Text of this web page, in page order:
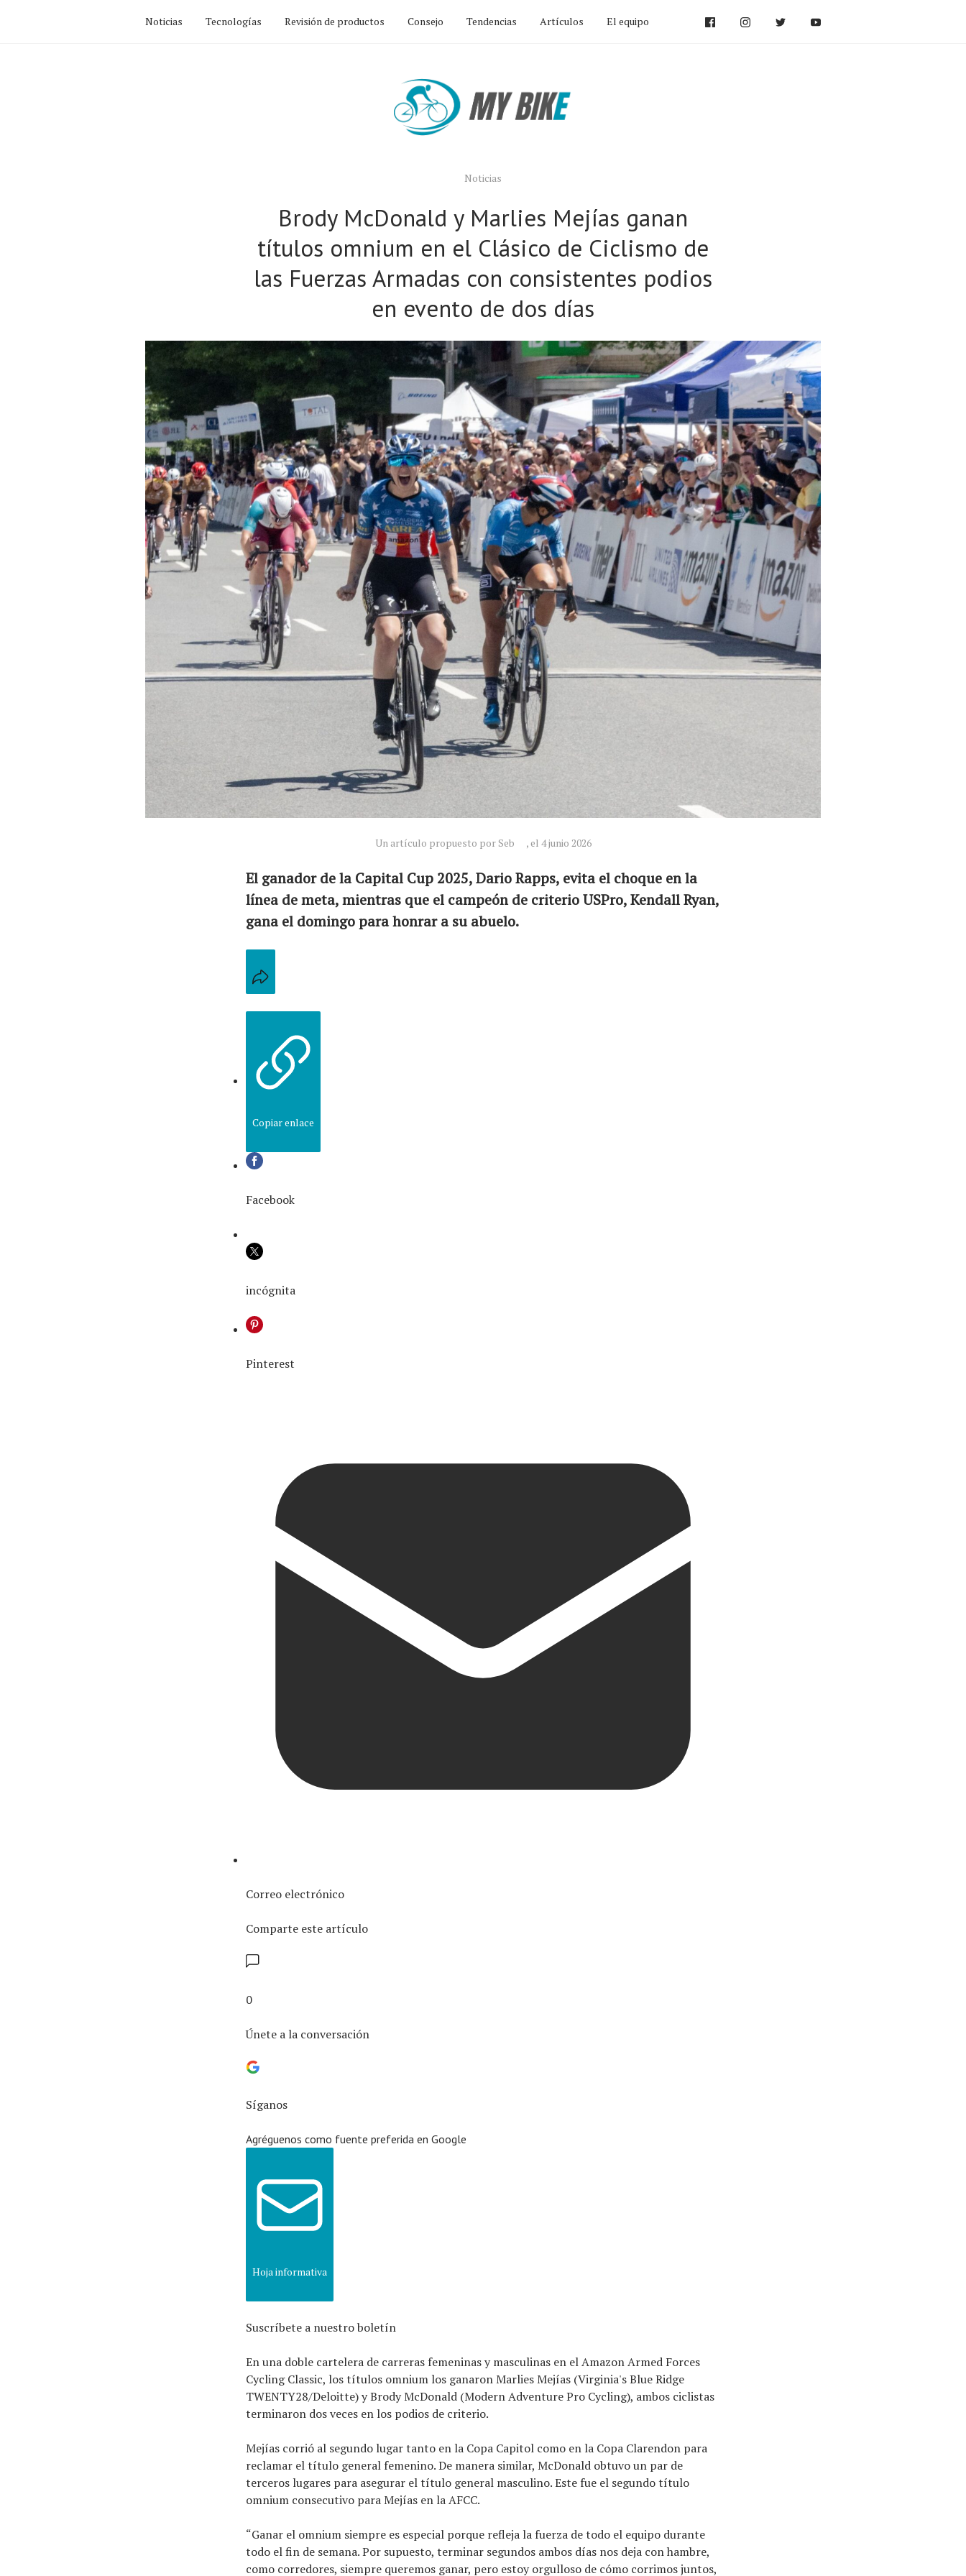
Noticias Tecnologías Revisión de productos Consejo Tendencias Artículos El equipo
Noticias
Brody McDonald y Marlies Mejías ganan
títulos omnium en el Clásico de Ciclismo de
las Fuerzas Armadas con consistentes podios
en evento de dos días
Un artículo propuesto por Seb , el 4 junio 2026
El ganador de la Capital Cup 2025, Dario Rapps, evita el choque en la
línea de meta, mientras que el campeón de criterio USPro, Kendall Ryan,
gana el domingo para honrar a su abuelo.
Copiar enlace
Facebook
incógnita
Pinterest
Correo electrónico
Comparte este artículo
0
Únete a la conversación
Síganos
Agréguenos como fuente preferida en Google
Hoja informativa
Suscríbete a nuestro boletín
En una doble cartelera de carreras femeninas y masculinas en el Amazon Armed Forces
Cycling Classic, los títulos omnium los ganaron Marlies Mejías (Virginia's Blue Ridge
TWENTY28/Deloitte) y Brody McDonald (Modern Adventure Pro Cycling), ambos ciclistas
terminaron dos veces en los podios de criterio.
Mejías corrió al segundo lugar tanto en la Copa Capitol como en la Copa Clarendon para
reclamar el título general femenino. De manera similar, McDonald obtuvo un par de
terceros lugares para asegurar el título general masculino. Este fue el segundo título
omnium consecutivo para Mejías en la AFCC.
“Ganar el omnium siempre es especial porque refleja la fuerza de todo el equipo durante
todo el fin de semana. Por supuesto, terminar segundos ambos días nos deja con hambre,
como corredores, siempre queremos ganar, pero estoy orgulloso de cómo corrimos juntos,